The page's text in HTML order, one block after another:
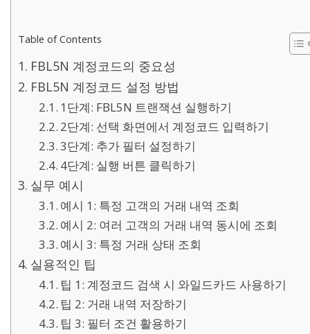
Table of Contents
FBL5N 계정코드의 중요성
FBL5N 계정코드 설정 방법
1단계: FBL5N 트랜잭션 실행하기
2단계: 선택 화면에서 계정코드 입력하기
3단계: 추가 필터 설정하기
4단계: 실행 버튼 클릭하기
실무 예시
예시 1: 특정 고객의 거래 내역 조회
예시 2: 여러 고객의 거래 내역 동시에 조회
예시 3: 특정 거래 상태 조회
실용적인 팁
팁 1: 계정코드 검색 시 와일드카드 사용하기
팁 2: 거래 내역 저장하기
팁 3: 필터 조건 활용하기